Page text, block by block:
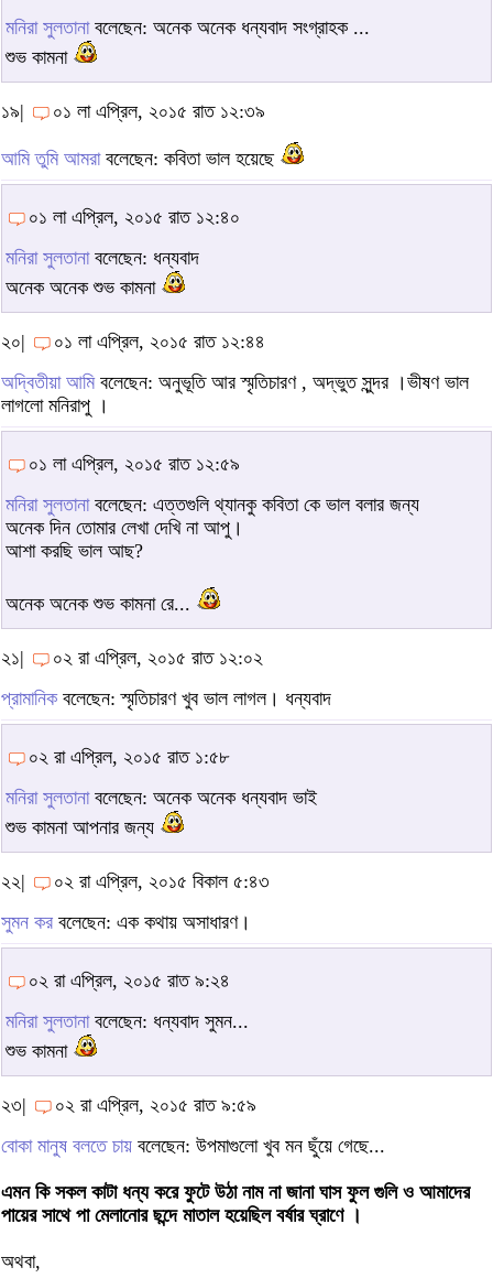
মনিরা সুলতানাবলেছেন: অনেক অনেক ধন্যবাদ সংগ্রাহক ...
শুভ কামনা
১৯| ০১ লা এপ্রিল, ২০১৫ রাত ১২:৩৯
আমি তুমি আমরাবলেছেন: কবিতা ভাল হয়েছে
০১ লা এপ্রিল, ২০১৫ রাত ১২:৪০
মনিরা সুলতানাবলেছেন: ধন্যবাদ
অনেক অনেক শুভ কামনা
২০|
০১ লা এপ্রিল, ২০১৫ রাত ১২:৪৪
অদ্বিতীয়া আমিবলেছেন: অনুভূতি আর স্মৃতিচারণ , অদ্ভুত সুন্দর ।ভীষণ ভাল
লাগলো মনিরাপু ।
০১ লা এপ্রিল, ২০১৫ রাত ১২:৫৯
মনিরা সুলতানাবলেছেন: এত্তগুলি থ্যানকু কবিতা কে ভাল বলার জন্য
অনেক দিন তোমার লেখা দেখি না আপু।
আশা করছি ভাল আছ?
অনেক অনেক শুভ কামনা রে...
২১|
০২ রা এপ্রিল, ২০১৫ রাত ১২:০২
প্রামানিকবলেছেন: স্মৃতিচারণ খুব ভাল লাগল। ধন্যবাদ
০২ রা এপ্রিল, ২০১৫ রাত ১:৫৮
মনিরা সুলতানাবলেছেন: অনেক অনেক ধন্যবাদ ভাই
শুভ কামনা আপনার জন্য
২২|
০২ রা এপ্রিল, ২০১৫ বিকাল ৫:৪৩
সুমন কর বলেছেন: এক কথায় অসাধারণ।
০২ রা এপ্রিল, ২০১৫ রাত ৯:২৪
মনিরা সুলতানাবলেছেন: ধন্যবাদ সুমন...
শুভ কামনা
২৩|
০২ রা এপ্রিল, ২০১৫ রাত ৯:৫৯
বোকা মানুষ বলতে চায় বলেছেন: উপমাগুলো খুব মন ছুঁয়ে গেছে...
এমন কি সকল কাটা ধন্য করে ফুটে উঠা নাম না জানা ঘাস ফুল গুলি ও আমাদের
পায়ের সাথে পা মেলানোর ছন্দে মাতাল হয়েছিল বর্ষার ঘ্রাণে ।
অথবা,